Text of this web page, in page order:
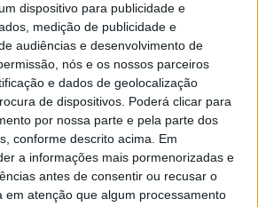
dispositivo para publicidade e
medição de publicidade e
audiências e desenvolvimento de
nós e os nossos parceiros
e dados de geolocalização
de dispositivos. Poderá clicar para
por nossa parte e pela parte dos
conforme descrito acima. Em
a informações mais pormenorizadas e
antes de consentir ou recusar o
em atenção que algum processamento
Quartararo e Binder, todos rodando
dominante de Bastianini, 1:37.816,
à grelha. Mesmo na curta sessão
fazer ajustes, com o regresso à
mesmo: Bastianini e Mir pareciam
lugares da frente que dariam acesso
do fim, Luca Marini e logo a
diferente… bandeiras amarelas
para Brad Binder e no minuto que